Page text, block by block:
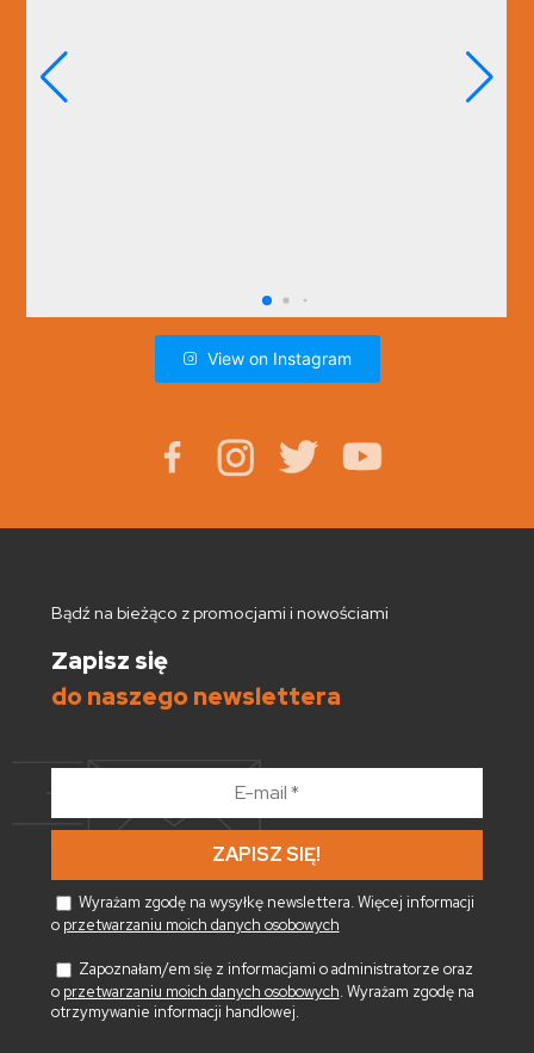
View on Instagram
Bądź na bieżąco z promocjami i nowościami
Zapisz się
do naszego newslettera
*
Wyrażam zgodę na wysyłkę newslettera. Więcej informacji
o przetwarzaniu moich danych osobowych
Zapoznałam/em się z informacjami o administratorze oraz
o przetwarzaniu moich danych osobowych. Wyrażam zgodę na
otrzymywanie informacji handlowej.